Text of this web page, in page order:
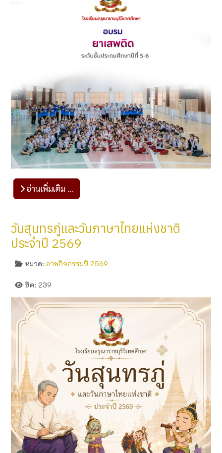
อ่านเพิ่มเติม …
วันสุนทรภู่และวันภาษาไทยแห่งชาติ
ประจำปี 2569
หมวด: ภาพกิจกรรมปี 2569
ฮิต: 239